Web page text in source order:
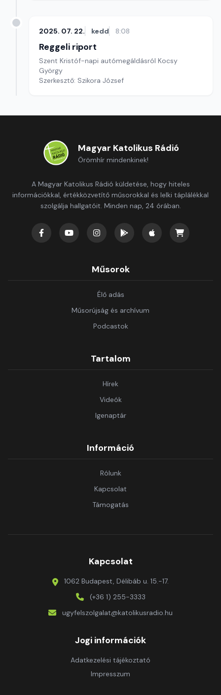
2025. 07. 22. kedd 8:08
Reggeli riport
Szent Kristóf-napi autómegáldásról Kocsy
György
Szerkesztő: Szikora József
Magyar Katolikus Rádió
Örömhír mindenkinek!
A Magyar Katolikus Rádió küldetése, hogy hiteles
információkkal, értékközvetítő műsorokkal és lelki táplálékkal
szolgálja hallgatóit. Minden nap, 24 órában.
Műsorok
Élő adás
Műsorújság és archívum
Podcastok
Tartalom
Hírek
Videók
Igenaptár
Információ
Rólunk
Kapcsolat
Támogatás
Kapcsolat
1062 Budapest, Délibáb u. 15.-17.
(+36 1) 255-3333
ugyfelszolgalat@katolikusradio.hu
Jogi információk
Adatkezelési tájékoztató
Impresszum